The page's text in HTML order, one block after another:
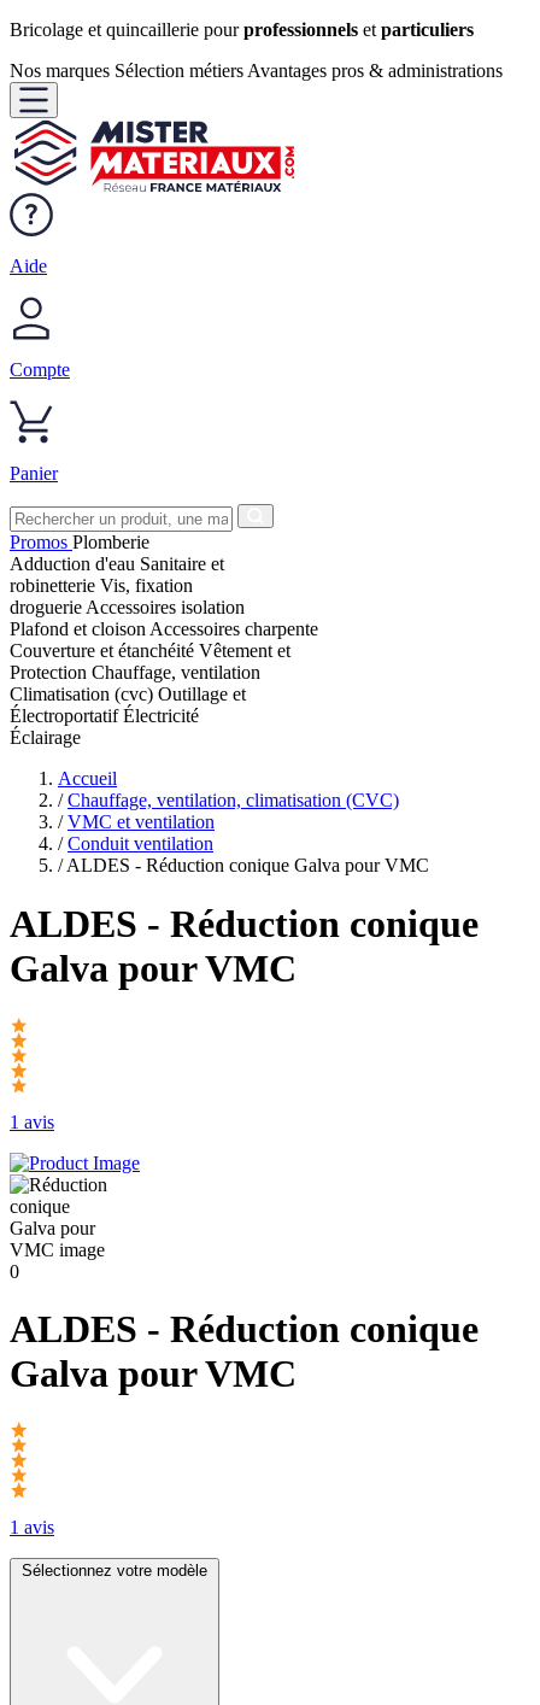
Bricolage et quincaillerie pourprofessionnels et particuliers
Nos marques Sélection métiers Avantages pros & administrations
Aide
Compte
Panier
Promos Plomberie
Adduction d'eau Sanitaire et
robinetterie Vis, fixation
droguerie Accessoires isolation
Plafond et cloison Accessoires charpente
Couverture et étanchéité Vêtement et
Protection Chauffage, ventilation
Climatisation (cvc) Outillage et
ÉlectroportatifÉlectricité
Éclairage
Accueil
/ Chauffage, ventilation, climatisation (CVC)
/ VMC et ventilation
/ Conduit ventilation
/ ALDES - Réduction conique Galva pour VMC
ALDES - Réduction conique
Galva pour VMC
1 avis
ALDES - Réduction conique
Galva pour VMC
1 avis
Sélectionnez votre modèle